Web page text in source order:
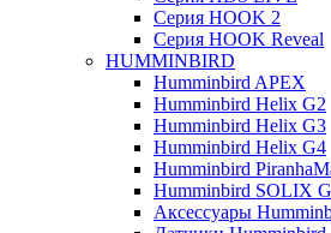
Серия HOOK 2
Серия HOOK Reveal
HUMMINBIRD
Humminbird APEX
Humminbird Helix G2
Humminbird Helix G3
Humminbird Helix G4
Humminbird
Humminbird SOLIX
Аксессуары